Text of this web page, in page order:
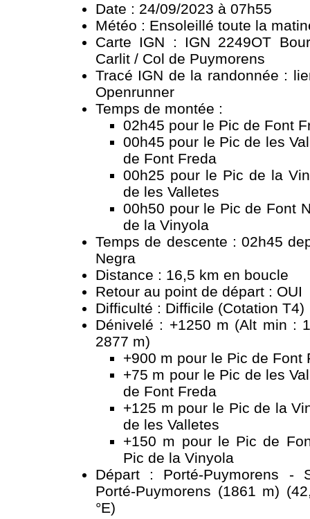
Date : 24/09/2023 à 07h55
Météo : Ensoleillé toute la
Carte IGN : IGN 2249OT
Carlit / Col de Puymorens
Tracé IGN de la randonnée :
Openrunner
Temps de montée :
02h45 pour le Pic de Font
00h45 pour le Pic de les
de Font Freda
00h25 pour le Pic de la
de les Valletes
00h50 pour le Pic de Font
de la Vinyola
Temps de descente : 02h45
Negra
Distance : 16,5 km en boucle
Retour au point de départ : OUI
Difficulté : Difficile (Cotation T4)
Dénivelé : +1250 m (Alt min :
2877 m)
+900 m pour le Pic de Font
+75 m pour le Pic de les
de Font Freda
+125 m pour le Pic de la
de les Valletes
+150 m pour le Pic de
Pic de la Vinyola
Départ : Porté-Puymorens -
Porté-Puymorens (1861 m)
°E)